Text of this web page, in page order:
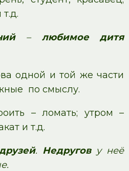
– любимое дитя
одной и той же части
по смыслу.
– ломать; утром –
и т.д.
. Недругов у неё